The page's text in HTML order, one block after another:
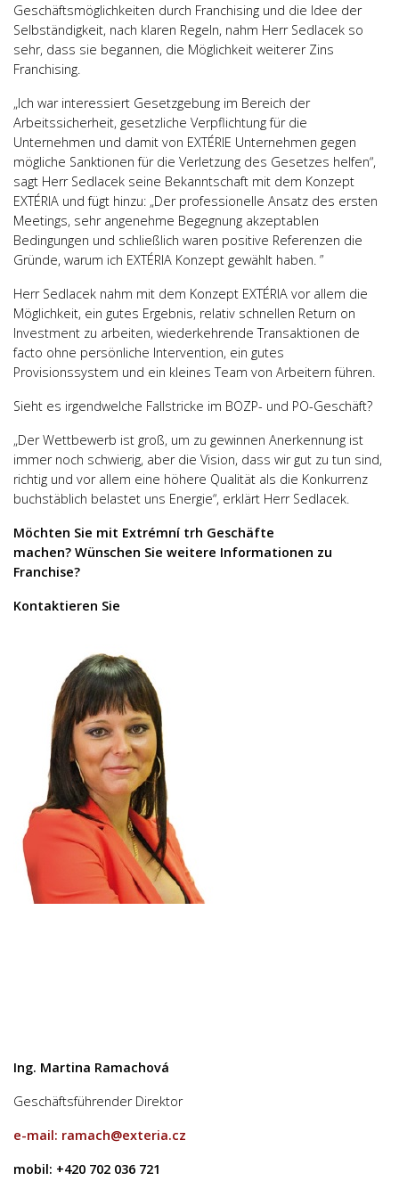
Geschäftsmöglichkeiten durch Franchising und die Idee der
Selbständigkeit, nach klaren Regeln, nahm Herr Sedlacek so
sehr, dass sie begannen, die Möglichkeit weiterer Zins
Franchising.
„Ich war interessiert Gesetzgebung im Bereich der
Arbeitssicherheit, gesetzliche Verpflichtung für die
Unternehmen und damit von EXTÉRIE Unternehmen gegen
mögliche Sanktionen für die Verletzung des Gesetzes helfen“,
sagt Herr Sedlacek seine Bekanntschaft mit dem Konzept
EXTÉRIA und fügt hinzu: „Der professionelle Ansatz des ersten
Meetings, sehr angenehme Begegnung akzeptablen
Bedingungen und schließlich waren positive Referenzen die
Gründe, warum ich EXTÉRIA Konzept gewählt haben. ”
Herr Sedlacek nahm mit dem Konzept EXTÉRIA vor allem die
Möglichkeit, ein gutes Ergebnis, relativ schnellen Return on
Investment zu arbeiten, wiederkehrende Transaktionen de
facto ohne persönliche Intervention, ein gutes
Provisionssystem und ein kleines Team von Arbeitern führen.
Sieht es irgendwelche Fallstricke im BOZP- und PO-Geschäft?
„Der Wettbewerb ist groß, um zu gewinnen Anerkennung ist
immer noch schwierig, aber die Vision, dass wir gut zu tun sind,
richtig und vor allem eine höhere Qualität als die Konkurrenz
buchstäblich belastet uns Energie“, erklärt Herr Sedlacek.
Möchten Sie mit Extrémní trh Geschäfte
machen? Wünschen Sie weitere Informationen zu
Franchise?
Kontaktieren Sie
Ing. Martina Ramachová
Geschäftsführender Direktor
e-mail: ramach@exteria.cz
mobil: +420 702 036 721